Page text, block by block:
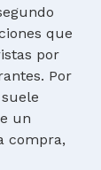
que
por
Por
un
compra,